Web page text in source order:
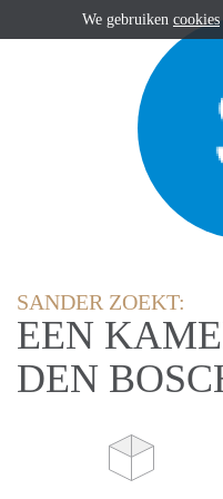
SANDER ZOEKT:
EEN
DEN
We gebruiken cookies